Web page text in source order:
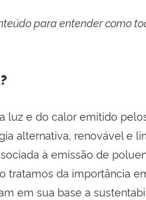
para entender como
luz e do calor emitido
alternativa, renovável e
à emissão de
tratamos da importância
em sua base a